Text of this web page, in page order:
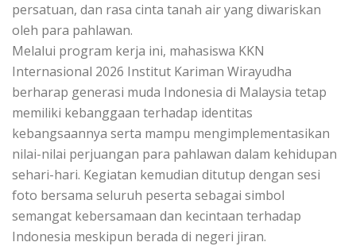
persatuan, dan rasa cinta tanah air yang diwariskan
oleh para pahlawan.
Melalui program kerja ini, mahasiswa KKN
Internasional 2026 Institut Kariman Wirayudha
berharap generasi muda Indonesia di Malaysia tetap
memiliki kebanggaan terhadap identitas
kebangsaannya serta mampu mengimplementasikan
nilai-nilai perjuangan para pahlawan dalam kehidupan
sehari-hari. Kegiatan kemudian ditutup dengan sesi
foto bersama seluruh peserta sebagai simbol
semangat kebersamaan dan kecintaan terhadap
Indonesia meskipun berada di negeri jiran.